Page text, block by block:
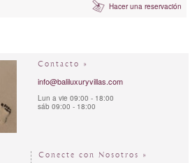
Hacer una reservación
Contacto »
info@baliluxuryvillas.com
Lun a vie 09:00 - 18:00
sáb 09:00 - 18:00
Conecte con Nosotros »